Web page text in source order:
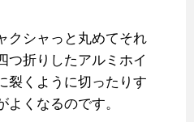
クシャっと丸めてそれ
つ折りしたアルミホイ
裂くように切ったりす
よくなるのです。